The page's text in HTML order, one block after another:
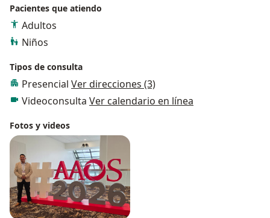
Pacientes que atiendo
Adultos
Niños
Tipos de consulta
Presencial Ver direcciones (3)
Videoconsulta Ver calendario en línea
Fotos y videos